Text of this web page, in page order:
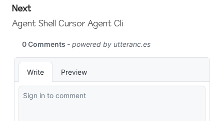
Next
Agent Shell Cursor Agent Cli